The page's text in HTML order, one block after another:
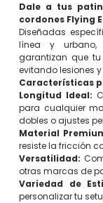
Dale a tus
cordones Flying
Diseñadas
línea y
garantizan que
evitando lesiones
Características
Longitud Ideal:
para cualquier
dobles o ajustes
Material
resiste la fricción
Versatilidad:
otras marcas de
Variedad de
personalizar tu